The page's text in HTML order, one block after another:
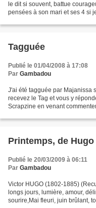
le dit si souvent, battue
pensées à son mari et ses 4 si
Tagguée
Publié le 01/04/2008 à 17:08
Par Gambadou
J'ai été tagguée par Majanissa
recevez le Tag et vous y
Scrapzine en venant
Printemps, de
Publié le 20/03/2009 à 06:11
Par Gambadou
Victor HUGO (1802-1885)
longs jours, lumière, amour,
sourire,Mai fleuri, juin brûlant,